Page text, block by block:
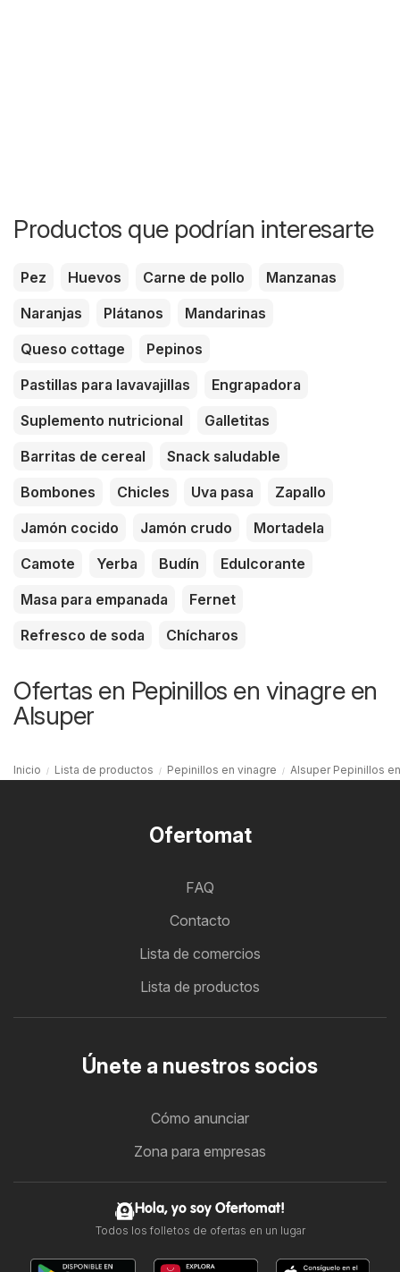
Productos que podrían interesarte
Pez Huevos Carne de pollo
Manzanas
Naranjas
Plátanos
Mandarinas
Queso cottage
Pepinos
Pastillas para lavavajillas
Engrapadora
Suplemento nutricional
Galletitas
Barritas de cereal
Snack saludable
Bombones
Chicles Uva pasa
Zapallo
Jamón cocido
Jamón crudo
Mortadela
Camote
Yerba Budín
Edulcorante
Masa para empanada
Fernet
Refresco de soda
Chícharos
Ofertas en Pepinillos en vinagre en
Alsuper
Inicio Lista de productos Pepinillos en vinagre Alsuper Pepinillos
Ofertomat
FAQ
Contacto
Lista de comercios
Lista de productos
Únete a nuestros socios
Cómo anunciar
Zona para empresas
Hola, yo soy Ofertomat!
Todos los folletos de ofertas en un lugar